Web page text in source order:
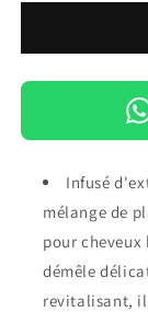
Be
Gone
Detangler
MLInfusé
mélange de
pour cheveux
démêle
revitalisant, il